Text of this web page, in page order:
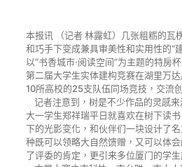
本报讯 （记者 林露虹）几张粗粝的瓦
和巧手下变成兼具审美性和实用性的“
以“书香城市·阅读空间”为主题的特房
第二届大学生实体建构竞赛在湖里万
10所高校的25支队伍同场竞技，交流
记者注意到，树是不少作品的灵感
大一学生郑祥瑞平日就喜欢在树下读
下的光影变化，和伙伴们一块设计了名
种既可以领略大自然馈赠，又可以体
了评委的肯定，更引来多位厦门的学生